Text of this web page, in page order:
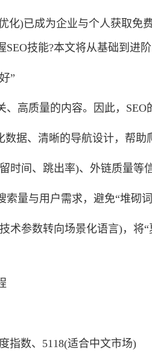
化)已成为企业与个人获取
技能?本文将从基础到进
”
高质量的内容。因此，SEO
据、清晰的导航设计，帮助
时间、跳出率)、外链质量等
量与用户需求，避免“堆砌
术参数转向场景化语言)，将
指数、5118(适合中文市场)